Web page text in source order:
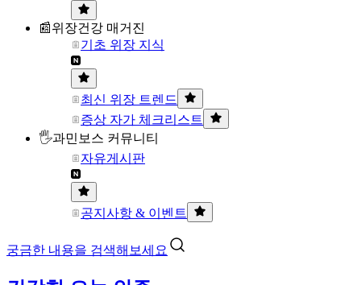
📰위장건강 매거진
기초 위장 지식
최신 위장 트렌드
증상 자가 체크리스트
🖐과민보스 커뮤니티
자유게시판
공지사항 & 이벤트
궁금한 내용을 검색해보세요